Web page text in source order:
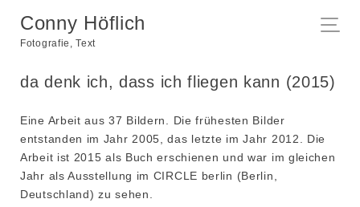
Conny Höflich
Fotografie, Text
da denk ich, dass ich fliegen kann (2015)
Eine Arbeit aus 37 Bildern. Die frühesten Bilder
entstanden im Jahr 2005, das letzte im Jahr 2012. Die
Arbeit ist 2015 als Buch erschienen und war im gleichen
Jahr als Ausstellung im CIRCLE berlin (Berlin,
Deutschland) zu sehen.